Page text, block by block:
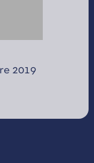
2019